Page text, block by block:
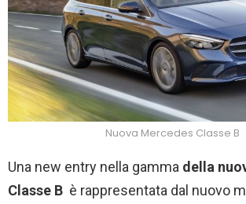
Nuova Mercedes Classe B
Una new entry nella gamma della
Classe B è rappresentata dal nuovo